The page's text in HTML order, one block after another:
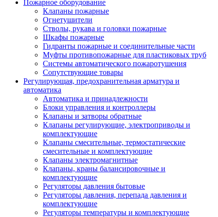
Пожарное оборудование
Клапаны пожарные
Огнетушители
Стволы, рукава и головки пожарные
Шкафы пожарные
Гидранты пожарные и соединительные части
Муфты противопожарные для пластиковых труб
Системы автоматического пожаротушения
Сопутствующие товары
Регулирующая, предохранительная арматура и
автоматика
Автоматика и принадлежности
Блоки управления и контроллеры
Клапаны и затворы обратные
Клапаны регулирующие, электроприводы и
комплектующие
Клапаны смесительные, термостатические
смесительные и комплектующие
Клапаны электромагнитные
Клапаны, краны балансировочные и
комплектующие
Регуляторы давления бытовые
Регуляторы давления, перепада давления и
комплектующие
Регуляторы температуры и комплектующие